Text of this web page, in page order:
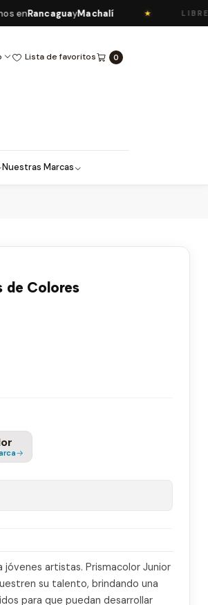
RancaguayMachalí LIBRERÍA
Lista de favoritos 0
Nuestras Marcas
de Colores
jóvenes artistas. Prismacolor Junior
su talento, brindando una
para que puedan desarrollar